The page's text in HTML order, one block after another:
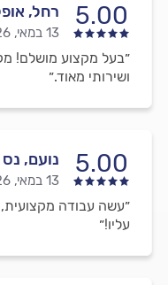
5.00 רחל,
13 במאי, 2026
״בעל מקצוע מושלם!
ושירותי מאוד.״
5.00 נועם, נס
13 במאי, 2026
״עשה עבודה
עליו!״